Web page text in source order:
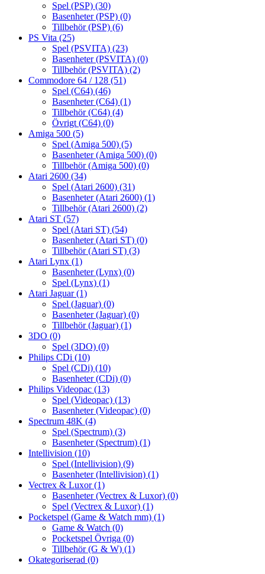
Spel (PSP) (30)
Basenheter (PSP) (0)
Tillbehör (PSP) (6)
PS Vita (25)
Spel (PSVITA) (23)
Basenheter (PSVITA) (0)
Tillbehör (PSVITA) (2)
Commodore 64 / 128 (51)
Spel (C64) (46)
Basenheter (C64) (1)
Tillbehör (C64) (4)
Övrigt (C64) (0)
Amiga 500 (5)
Spel (Amiga 500) (5)
Basenheter (Amiga 500) (0)
Tillbehör (Amiga 500) (0)
Atari 2600 (34)
Spel (Atari 2600) (31)
Basenheter (Atari 2600) (1)
Tillbehör (Atari 2600) (2)
Atari ST (57)
Spel (Atari ST) (54)
Basenheter (Atari ST) (0)
Tillbehör (Atari ST) (3)
Atari Lynx (1)
Basenheter (Lynx) (0)
Spel (Lynx) (1)
Atari Jaguar(1)
Spel (Jaguar) (0)
Basenheter (Jaguar) (0)
Tillbehör (Jaguar) (1)
3DO (0)
Spel (3DO) (0)
Philips CDi (10)
Spel (CDi) (10)
Basenheter (CDi) (0)
Philips Videopac (13)
Spel (Videopac) (13)
Basenheter (Videopac) (0)
Spectrum 48K (4)
Spel (Spectrum) (3)
Basenheter (Spectrum) (1)
Intellivision (10)
Spel (Intellivision) (9)
Basenheter (Intellivision) (1)
Vectrex & Luxor(1)
Basenheter (Vectrex & Luxor) (0)
Spel (Vectrex & Luxor) (1)
Pocketspel (Game & Watch mm) (1)
Game & Watch (0)
Pocketspel Övriga (0)
Tillbehör (G & W) (1)
Okategoriserad (0)